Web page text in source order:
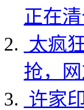
正在
太疯
抢，
许家